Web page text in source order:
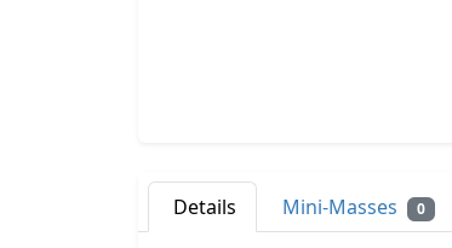
Details Mini-Masses 0